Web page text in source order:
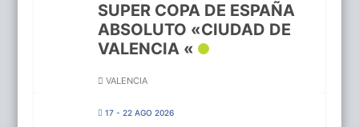
SUPER COPA DE ESPAÑA
ABSOLUTO «CIUDAD DE
VALENCIA «
VALENCIA
17 - 22 AGO 2026